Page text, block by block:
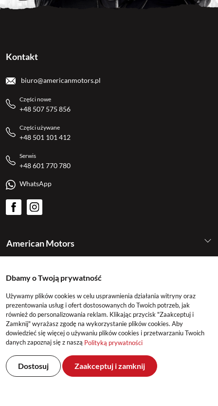
American Motors
Kategorie
Konto
Kontakt
biuro@americanmotors.pl
Części nowe
+48 507 575 856
Części używane
+48 501 101 412
Serwis
+48 601 770 780
WhatsApp
©2026 American Motors All Rights Reserved
Dbamy o Twoją prywatność
Używamy plików cookies w celu usprawnienia działania witryny oraz
prezentowania usług i ofert dostosowanych do Twoich potrzeb, jak
również do personalizowania reklam. Klikając przycisk "Zaakceptuj i
Zamknij" wyrażasz zgodę na wykorzystanie plików cookies. Aby
dowiedzieć się więcej o używaniu plików cookies i przetwarzaniu Twoich
danych zapoznaj się z naszą Polityką prywatności
Dostosuj Zaakceptuj i zamknij